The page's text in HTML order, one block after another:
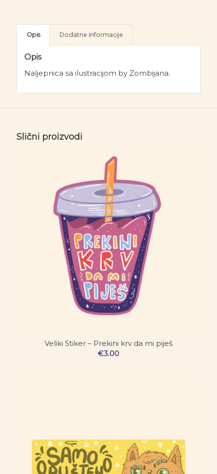
Opis Dodatne informacije
Opis
Naljepnica sa ilustracijom by Zombijana.
Slični proizvodi
Veliki Stiker – Prekini krv da mi piješ
€3.00